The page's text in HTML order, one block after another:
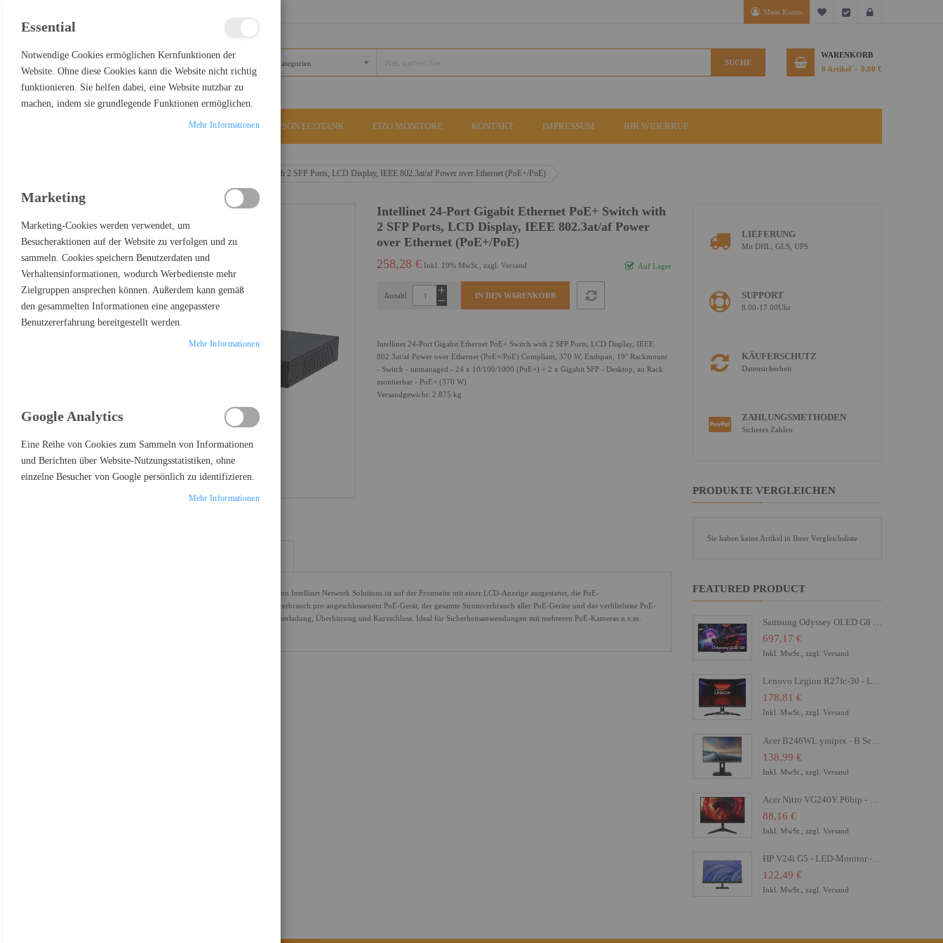
Mein Konto Mein Wunschzettel
Kasse
SUCHE
WARENKORB
0 Artikel 0,00 €
EPSON ECOTANK EIZO MONITORE KONTAKT IMPRESSUM IHR WIDERRUF
Intellinet 24-Port Gigabit Ethernet PoE+ Switch with 2 SFP Ports, LCD Display, IEEE 802.3at/af Power over Ethernet (PoE+/PoE)
Intellinet 24-Port Gigabit Ethernet PoE+ Switch with
2 SFP Ports, LCD Display, IEEE 802.3at/af Power
over Ethernet (PoE+/PoE)
Auf Lager
258,28 € Inkl. 19% MwSt., zzgl. Versand
Anzahl IN DEN WARENKORB
Intellinet 24-Port Gigabit Ethernet PoE+ Switch with 2 SFP Ports, LCD Display, IEEE
802.3at/af Power over Ethernet (PoE+/PoE) Compliant, 370 W, Endspan, 19" Rackmount
- Switch - unmanaged - 24 x 10/100/1000 (PoE+) + 2 x Gigabit SFP - Desktop, an Rack
montierbar - PoE+ (370 W)
Versandgewicht: 2.875 kg
Dieser 24-Port Gigabit Ethernet PoE+ Switch mit 2 SFP-Ports von Intellinet Network Solutions ist auf der Frontseite mit einer LCD-Anzeige ausgestattet, die PoE-
Strominformationen in Echtzeit liefert. Dazu gehört der Stromverbrauch pro angeschlossenem PoE-Gerät, der gesamte Stromverbrauch aller PoE-Geräte und das verbliebene PoE-
Strombudget. Zusätzlich warnt die Anzeige bei Potenzial für Überladung, Überhitzung und Kurzschluss. Ideal für Sicherheitsanwendungen mit mehreren PoE-Kameras u.v.m.
LIEFERUNG
Mit DHL, GLS, UPS
SUPPORT
8.00-17.00Uhr
KÄUFERSCHUTZ
Datensicherheit
ZAHLUNGSMETHODEN
Sicheres Zahlen
PRODUKTE VERGLEICHEN
Sie haben keine Artikel in Ihrer Vergleichsliste
FEATURED PRODUCT
Samsung Odyssey OLED G8 S27FG810SU - G81SF Series - OLED-Monitor - Gaming - 68.6 cm (27")
697,17 €
Inkl. MwSt., zzgl. Versand
Lenovo Legion R27fc-30 - LED-Monitor - Gaming - gebogen - 68.6 cm (27")
178,81 €
Inkl. MwSt., zzgl. Versand
138,99 €
Inkl. MwSt., zzgl. Versand
88,16 €
Inkl. MwSt., zzgl. Versand
HP V24i G5 - LED-Monitor - 61 cm (24") (23.8" sichtbar) - 1920 x 1080 Full HD (1080p)
122,49 €
Inkl. MwSt., zzgl. Versand
Essential
Notwendige Cookies ermöglichen Kernfunktionen der
Website. Ohne diese Cookies kann die Website nicht richtig
funktionieren. Sie helfen dabei, eine Website nutzbar zu
machen, indem sie grundlegende Funktionen ermöglichen.
Mehr Informationen
Marketing
Marketing-Cookies werden verwendet, um
Besucheraktionen auf der Website zu verfolgen und zu
sammeln. Cookies speichern Benutzerdaten und
Verhaltensinformationen, wodurch Werbedienste mehr
Zielgruppen ansprechen können. Außerdem kann gemäß
den gesammelten Informationen eine angepasstere
Benutzererfahrung bereitgestellt werden.
Mehr Informationen
Google Analytics
Eine Reihe von Cookies zum Sammeln von Informationen
und Berichten über Website-Nutzungsstatistiken, ohne
einzelne Besucher von Google persönlich zu identifizieren.
Mehr Informationen